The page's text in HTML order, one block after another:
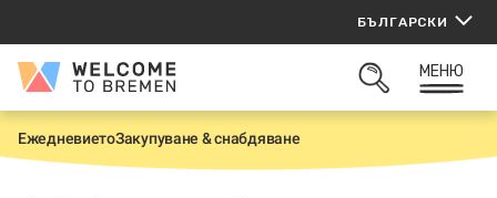
съдържанието
БЪЛГАРСКИ
Welcome
ОТВОРИ
МЕНЮ
Н
а
ЕжедневиетоЗакупуване & снабдяване